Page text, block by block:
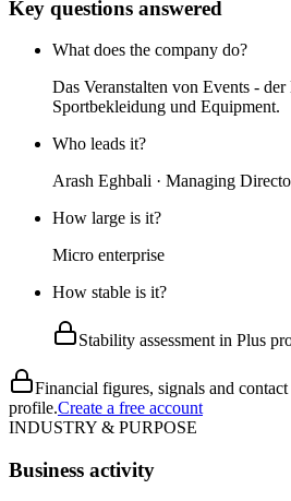
Key questions answered
What does the company do?
Das Veranstalten von Events -
Sportbekleidung und Equipment.
Who leads it?
Arash Eghbali · Managing
How large is it?
Micro enterprise
How stable is it?
Stability assessment in Plus
Financial figures, signals and
profile.Create a free account
INDUSTRY & PURPOSE
Business activity